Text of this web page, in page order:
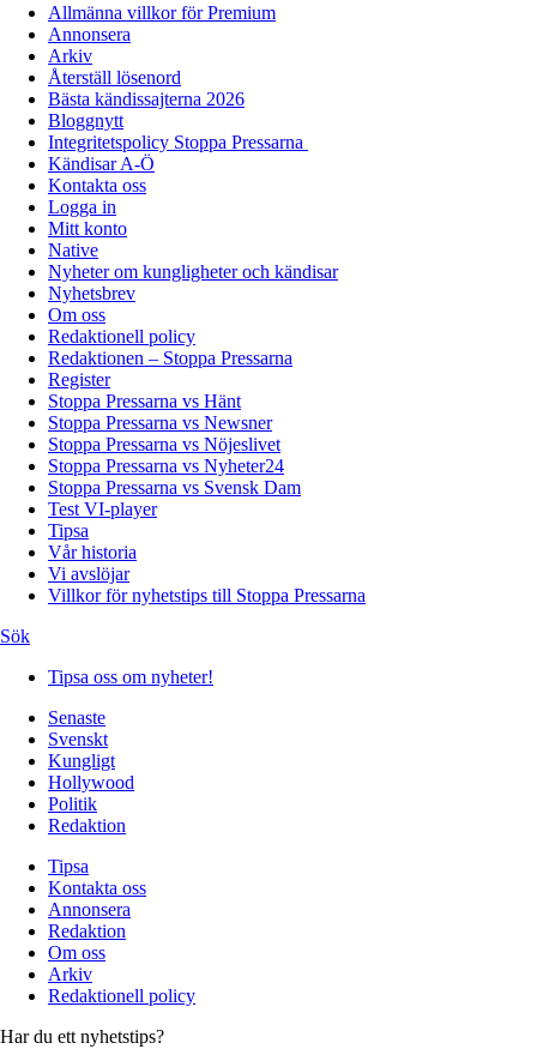
Allmänna villkor för Premium
Annonsera
Arkiv
Återställ lösenord
Bästa kändissajterna 2026
Bloggnytt
Integritetspolicy Stoppa Pressarna
Kändisar A-Ö
Kontakta oss
Logga in
Mitt konto
Native
Nyheter om kungligheter och kändisar
Nyhetsbrev
Om oss
Redaktionell policy
Redaktionen – Stoppa Pressarna
Register
Stoppa Pressarna vs Hänt
Stoppa Pressarna vs Newsner
Stoppa Pressarna vs Nöjeslivet
Stoppa Pressarna vs Nyheter24
Stoppa Pressarna vs Svensk Dam
Test VI-player
Tipsa
Vår historia
Vi avslöjar
Villkor för nyhetstips till Stoppa Pressarna
Sök
Tipsa oss om nyheter!
Senaste
Svenskt
Kungligt
Hollywood
Politik
Redaktion
Tipsa
Kontakta oss
Annonsera
Redaktion
Om oss
Arkiv
Redaktionell policy
Har du ett nyhetstips?